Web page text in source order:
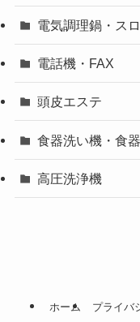
電気調理鍋・ス
電話機・FAX
頭皮エステ
食器洗い機・食
高圧洗浄機
ホーム プライバ